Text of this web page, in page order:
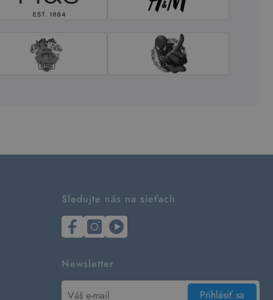
Sledujte nás na sieťach
Newsletter
Prihlásiť sa